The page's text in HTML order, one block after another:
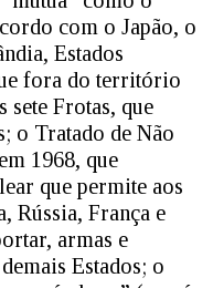
com o Japão, o
Estados
fora do território
sete Frotas, que
o Tratado de Não
1968, que
que permite aos
Rússia, França e
armas e
Estados; o